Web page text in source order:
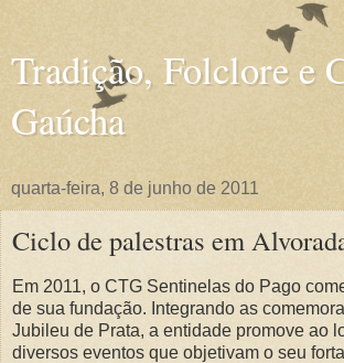
Tradição, Folclore e
Gaúcha
quarta-feira, 8 de junho de 2011
Ciclo de palestras em
Em 2011, o CTG Sentinelas do Pago
de sua fundação. Integrando as
Jubileu de Prata, a entidade promove ao
diversos eventos que objetivam o seu